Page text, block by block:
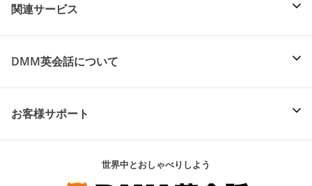
関連サービス
DMM英会話について
お客様サポート
世界中とおしゃべりしよう